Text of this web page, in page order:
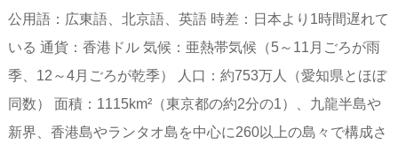
公用語：広東語、北京語、英語 時差：日本より1時間遅れて
いる 通貨：香港ドル 気候：亜熱帯気候（5～11月ごろが雨
季、12～4月ごろが乾季） 人口：約753万人（愛知県とほぼ
同数） 面積：1115km²（東京都の約2分の1）、九龍半島や
新界、香港島やランタオ島を中心に260以上の島々で構成さ